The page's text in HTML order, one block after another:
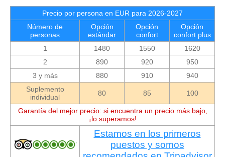
Precio por persona en EUR para 2026-2027
Número de
personas
Opción
estándar
Opción
confort
Opción
confort plus
1
1480 1550
1620
2
890 920
950
3 y más
880 910
940
Suplemento
individual
80 85 100
Garantía del mejor precio: si encuentra un precio más bajo,
¡lo superamos!
Estamos en los primeros
puestos y somos